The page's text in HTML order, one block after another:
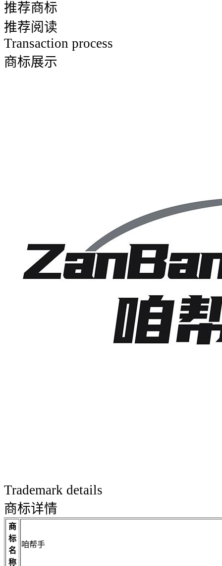
推荐商标
推荐阅读
Transaction process
商标展示
Trademark details
商标详情
商
标
名
称
咱帮手